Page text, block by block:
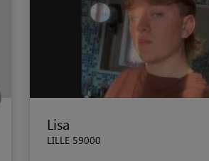
Lisa
LILLE 59000